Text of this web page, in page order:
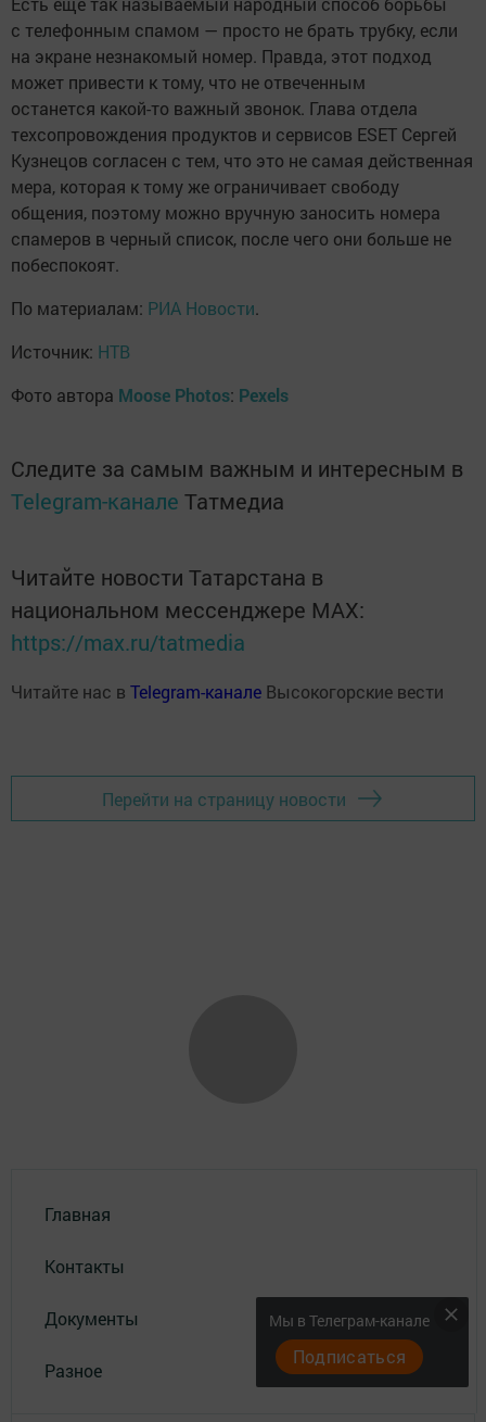
с телефонным спамом — просто не брать трубку, если
на экране незнакомый номер. Правда, этот подход
может привести к тому, что не отвеченным
останется какой-то важный звонок. Глава отдела
техсопровождения продуктов и сервисов ESET Сергей
Кузнецов согласен с тем, что это не самая действенная
мера, которая к тому же ограничивает свободу
общения, поэтому можно вручную заносить номера
спамеров в черный список, после чего они больше не
побеспокоят.
По материалам: РИА Новости.
Источник: НТВ
Фото автора Moose Photos: Pexels
Следите за самым важным и интересным в
Telegram-канале Татмедиа
Читайте новости Татарстана в
национальном мессенджере MАХ:
https://max.ru/tatmedia
Читайте нас в Telegram-канале Высокогорские вести
Перейти на страницу новости
Главная
Контакты
Документы
Разное
Мы в Телеграм-канале
Подписаться